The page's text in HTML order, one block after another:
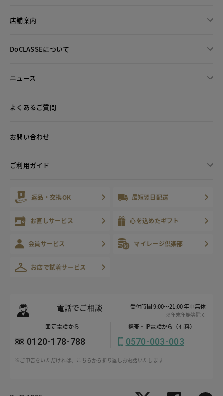
店舗案内
DoCLASSEについて
ニュース
よくあるご質問
お問い合わせ
ご利用ガイド
返品・交換OK 最短翌日配送
お直しサービス 心を込めたギフト
会員サービス マイレージ倶楽部
お店で試着サービス
電話でご相談 受付時間 9:00～21:00 年中無休
※年末年始等除く
固定電話から
0120-178-788
携帯・IP電話から（有料）
0570-003-003
※ご申告をいただければ、こちらから折り返しお電話いたします